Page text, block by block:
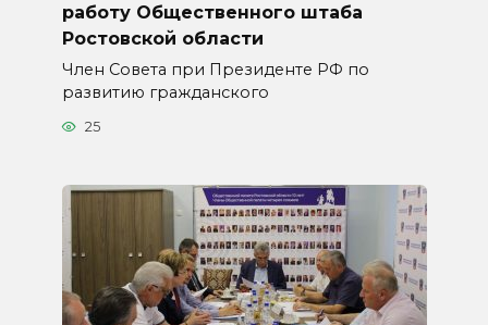
работу Общественного штаба
Ростовской области
Член Совета при Президенте РФ по
развитию гражданского
25